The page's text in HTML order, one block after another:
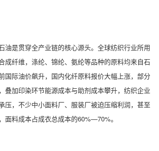
油是贯穿全产业链的核心源头。全球纺织行业所用
成纤维，涤纶、锦纶、氨纶等品种的原料均来自石
国际油价飙升，国内化纤原料报价大幅上涨，部分
叠加印染环节能源成本与助剂成本攀升，纺织企业
压，不少中小面料厂、服装厂被迫压缩利润，甚至
面料成本占成衣总成本的60%—70%。